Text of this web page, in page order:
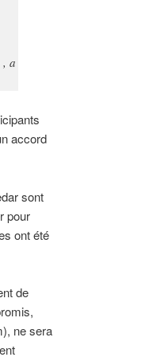
, a
accord
sont
pour
ont été
de
ne sera